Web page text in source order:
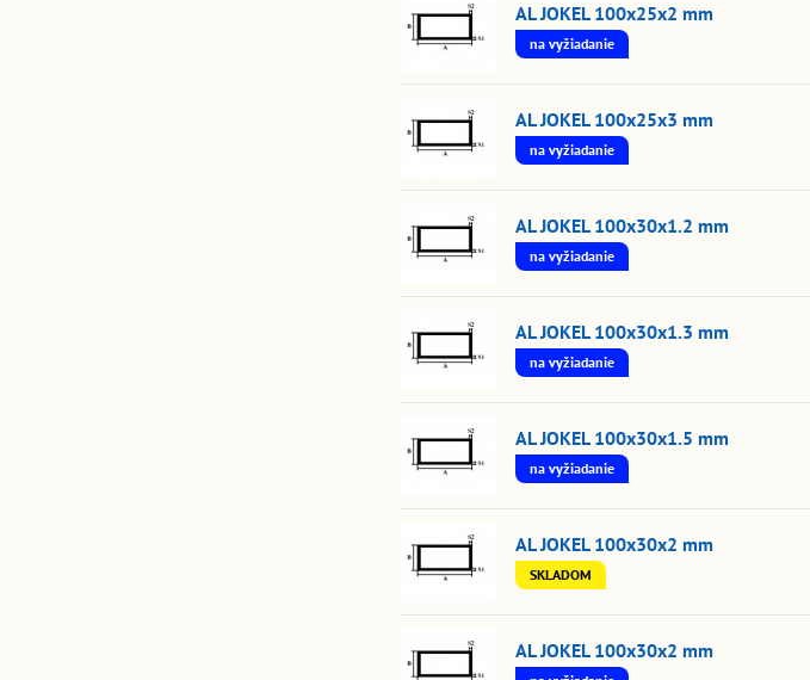
AL JOKEL 100x25x2 mm
na vyžiadanie
AL JOKEL 100x25x3 mm
na vyžiadanie
AL JOKEL 100x30x1.2 mm
na vyžiadanie
AL JOKEL 100x30x1.3 mm
na vyžiadanie
AL JOKEL 100x30x1.5 mm
na vyžiadanie
AL JOKEL 100x30x2 mm
SKLADOM
AL JOKEL 100x30x2 mm